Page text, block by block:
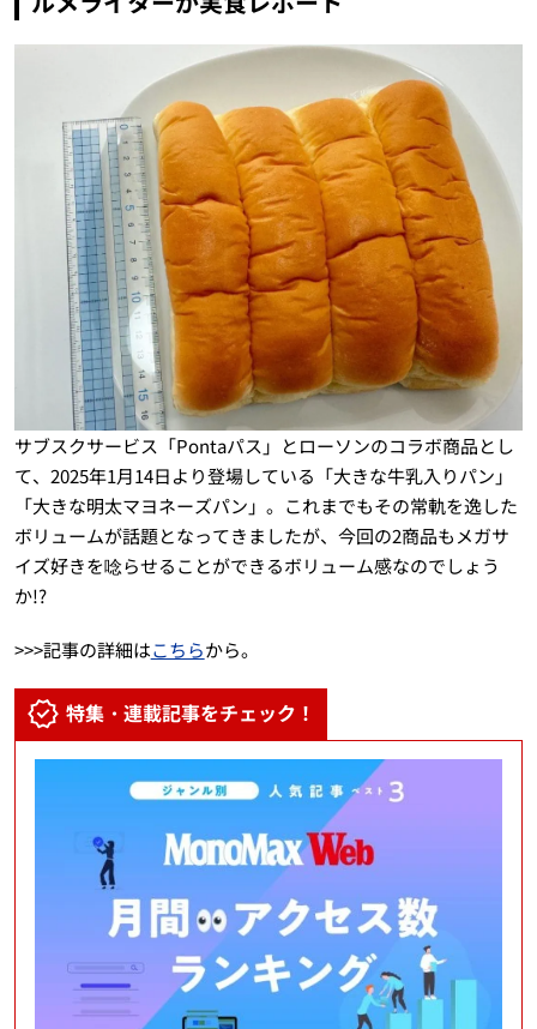
サブスクサービス「Pontaパス」とローソンのコラボ商品とし
て、2025年1月14日より登場している「大きな牛乳入りパン」
「大きな明太マヨネーズパン」。これまでもその常軌を逸した
ボリュームが話題となってきましたが、今回の2商品もメガサ
イズ好きを唸らせることができるボリューム感なのでしょう
か!?
>>>記事の詳細はこちらから。
特集・連載記事をチェック！